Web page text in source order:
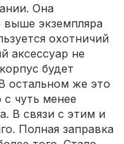
Она
выше экземпляра
охотничий
аксессуар не
будет
остальном же это
чуть менее
В связи с этим и
Полная заправка